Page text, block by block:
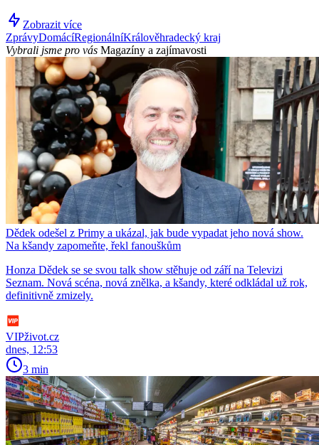
Zobrazit více
ZprávyDomácíRegionálníKrálověhradecký kraj
Vybrali jsme pro vás Magazíny a zajímavosti
Dědek odešel z Primy a ukázal, jak bude vypadat jeho nová show.
Na kšandy zapomeňte, řekl fanouškům
Honza Dědek se se svou talk show stěhuje od září na Televizi
Seznam. Nová scéna, nová znělka, a kšandy, které odkládal už rok,
definitivně zmizely.
VIPživot.cz
dnes, 12:53
3 min